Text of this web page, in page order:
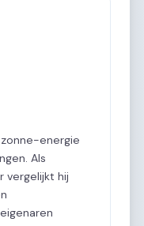
energie
Als
vergelijkt hij